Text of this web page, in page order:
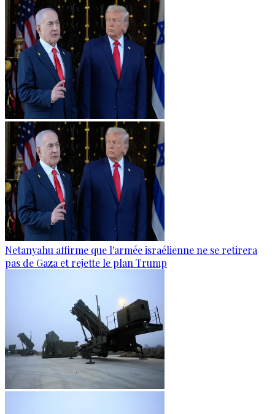
Netanyahu affirme que l'armée israélienne ne se retirera
pas de Gaza et rejette le plan Trump